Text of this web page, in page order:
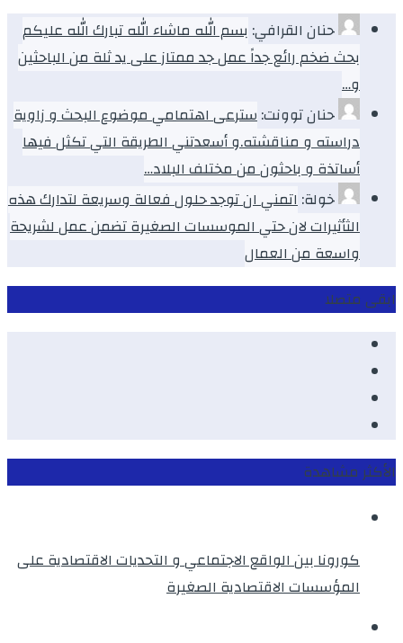
حنان القرافي: بسم الله ماشاء الله تبارك الله عليكم
بحث ضخم رائع جداً عمل جد ممتاز على يد ثلة من الباحثين
و…
حنان توونت:سترعى اهتمامي موضوع البحث و زاوية
دراسته و مناقشته.و أسعدتني الطريقة التي تكثل فيها
أساتذة و باحثون من مختلف البلاد…
خولة:اتمني ان توجد حلول فعالة وسريعة لتدارك هذه
الثأثيرات لان حتي الموسسات الصغيرة تضمن عمل لشريحة
واسعة من العمال
ابقى متصلا
الأكثر مشاهدة
كورونا بين الواقع الاجتماعي و التحديات الاقتصادية على
المؤسسات الاقتصادية الصغيرة